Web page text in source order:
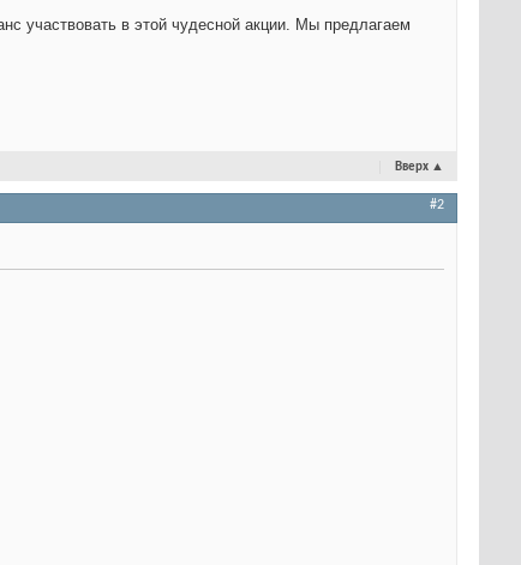
участвовать в этой чудесной акции. Мы предлагаем
Вверх ▲
#2